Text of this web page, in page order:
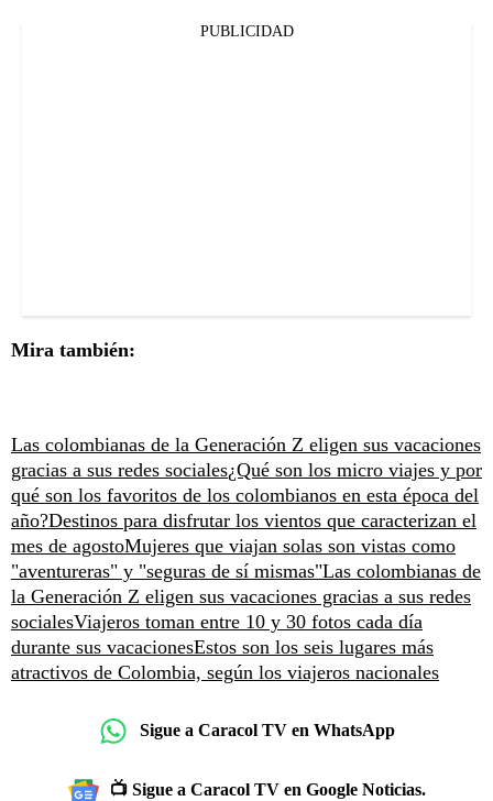
PUBLICIDAD
Mira también:
Las colombianas de la Generación Z eligen sus vacaciones
gracias a sus redes sociales¿Qué son los micro viajes y por
qué son los favoritos de los colombianos en esta época del
año?Destinos para disfrutar los vientos que caracterizan el
mes de agostoMujeres que viajan solas son vistas como
"aventureras" y "seguras de sí mismas"Las colombianas de
la Generación Z eligen sus vacaciones gracias a sus redes
socialesViajeros toman entre 10 y 30 fotos cada día
durante sus vacacionesEstos son los seis lugares más
atractivos de Colombia, según los viajeros nacionales
Sigue a Caracol TV en WhatsApp
📺 Sigue a Caracol TV en Google Noticias.